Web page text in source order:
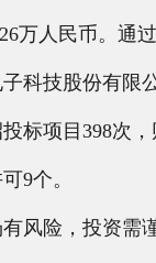
万人民币。通
科技股份有限
标项目398次
9个。
险，投资需